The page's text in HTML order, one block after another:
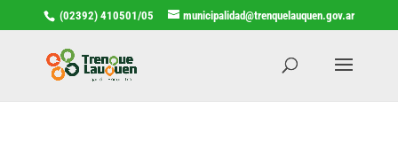
(02392) 410501/05 municipalidad@trenquelauquen.gov.ar